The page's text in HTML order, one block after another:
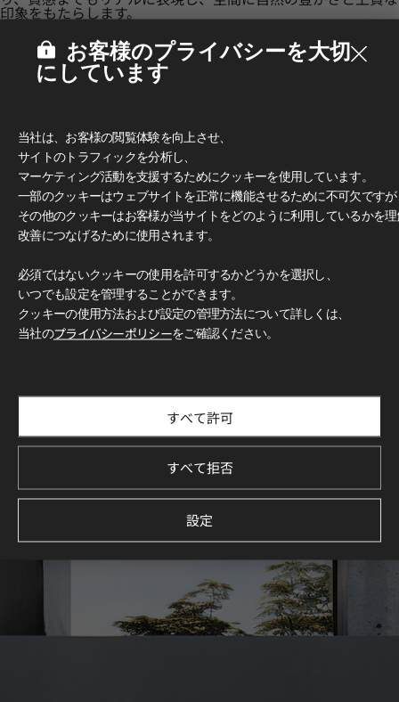
印象をもたらします。
多彩なデザインとカラー
豊富なカラーと柄で、無限のデザイン可能性をお楽しみいただ
けます。 クラシックな木目柄からモダンなグレー、トレンド
感のあふれるアクセントカラーまで、 独創的で洗練された空
LX Hausys Exterior Filmを使用した住宅・商業施設のデザイ
ン事例をご紹介します。
お客様のプライバシーを大切
にしています
当社は、お客様の閲覧体験を向上させ、
サイトのトラフィックを分析し、
マーケティング活動を支援するためにクッキーを使用しています。
一部のクッキーはウェブサイトを正常に機能させるために不可欠です
その他のクッキーはお客様が当サイトをどのように利用しているかを
改善につなげるために使用されます。
必須ではないクッキーの使用を許可するかどうかを選択し、
いつでも設定を管理することができます。
クッキーの使用方法および設定の管理方法について詳しくは、
当社のプライバシーポリシーをご確認ください。
すべて許可
すべて拒否
設定